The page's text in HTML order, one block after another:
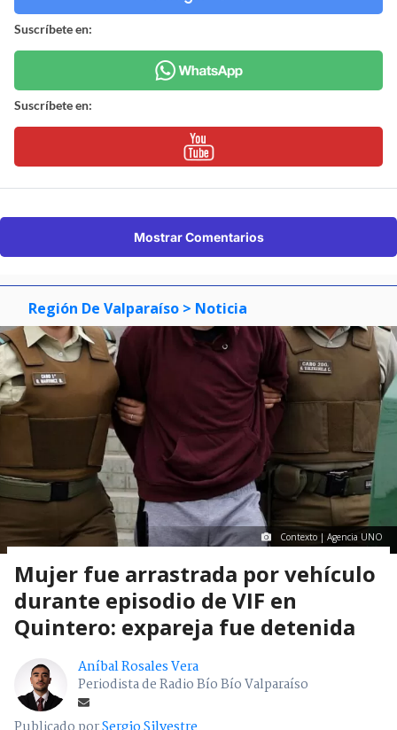
Suscríbete en:
Suscríbete en:
Mostrar Comentarios
Región De Valparaíso > Noticia
Contexto | Agencia UNO
Mujer fue arrastrada por vehículo
durante episodio de VIF en
Quintero: expareja fue detenida
Aníbal Rosales Vera
Periodista de Radio Bío Bío Valparaíso